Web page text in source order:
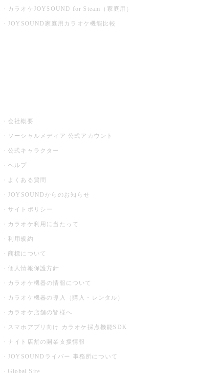
カラオケJOYSOUND for Steam（家庭用）
JOYSOUND家庭用カラオケ機能比較
会社概要
ソーシャルメディア 公式アカウント
公式キャラクター
ヘルプ
よくある質問
JOYSOUNDからのお知らせ
サイトポリシー
カラオケ利用に当たって
利用規約
商標について
個人情報保護方針
カラオケ機器の情報について
カラオケ機器の導入（購入・レンタル）
カラオケ店舗の皆様へ
スマホアプリ向け カラオケ採点機能SDK
ナイト店舗の開業支援情報
JOYSOUNDライバー 事務所について
Global Site